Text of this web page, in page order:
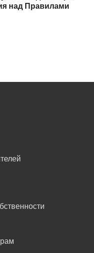
над Правилами